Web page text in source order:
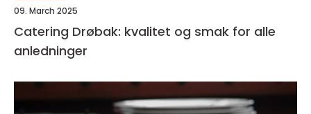
09. March 2025
Catering Drøbak: kvalitet og smak for alle
anledninger